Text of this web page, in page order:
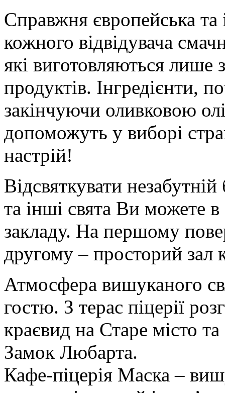
Справжня європейська та
кожного відвідувача
які виготовляються лише
продуктів. Інгредієнти,
закінчуючи оливковою
допоможуть у виборі
настрій!
Відсвяткувати
та інші свята Ви можете
закладу. На першому
другому – просторий зал
Атмосфера вишуканого
гостю. З терас піцерії
краєвид на Старе місто
Замок Любарта.
Кафе-піцерія Маска –